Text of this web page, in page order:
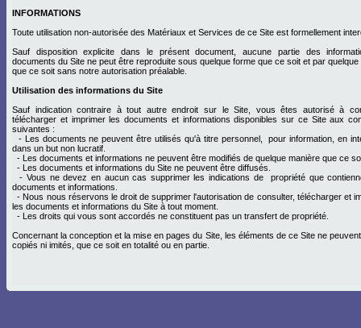
INFORMATIONS
Toute utilisation non-autorisée des Matériaux et Services de ce Site est formellement
Sauf disposition explicite dans le présent document, aucune partie des
documents du Site ne peut être reproduite sous quelque forme que ce soit et par quelque
que ce soit sans notre autorisation préalable.
Utilisation des informations du Site
Sauf indication contraire à tout autre endroit sur le Site, vous êtes autorisé à
télécharger et imprimer les documents et informations disponibles sur ce Site aux
suivantes :
- Les documents ne peuvent être utilisés qu'à titre personnel, pour information, en
dans un but non lucratif.
- Les documents et informations ne peuvent être modifiés de quelque manière que ce
- Les documents et informations du Site ne peuvent être diffusés.
- Vous ne devez en aucun cas supprimer les indications de propriété que
documents et informations.
- Nous nous réservons le droit de supprimer l'autorisation de consulter, télécharger et
les documents et informations du Site à tout moment.
- Les droits qui vous sont accordés ne constituent pas un transfert de propriété.
Concernant la conception et la mise en pages du Site, les éléments de ce Site ne
copiés ni imités, que ce soit en totalité ou en partie.